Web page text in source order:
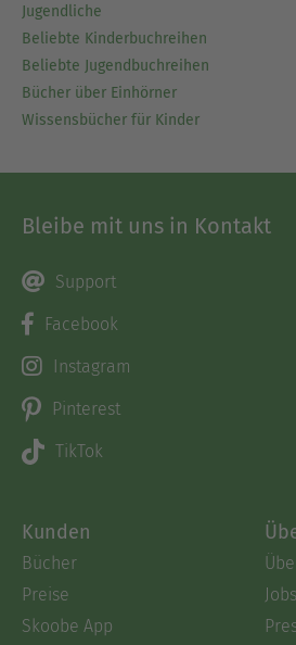
Jugendliche
Beliebte Kinderbuchreihen
Beliebte Jugendbuchreihen
Bücher über Einhörner
Wissensbücher für Kinder
Bleibe mit uns in Kontakt
Support
Facebook
Instagram
Pinterest
TikTok
Kunden
Bücher
Preise
Skoobe App
Jobs